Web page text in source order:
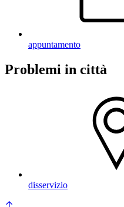
appuntamento
Problemi in città
disservizio